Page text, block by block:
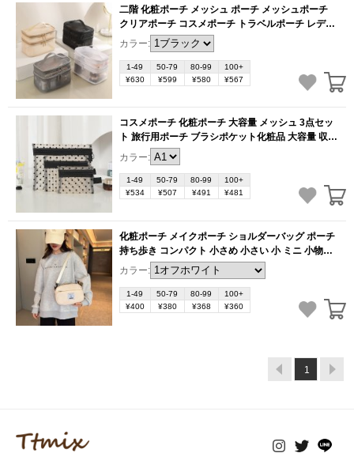
二階 化粧ポーチ メッシュ ポーチ メッシュポーチ
クリアポーチ コスメポーチ トラベルポーチ レディ
ース メイクポーチ クリア 透明感 軽量 大容量 収納
便利 可愛い 出張 旅行（1ヶ）
カラー:
1-49 50-79 80-99
100+
¥630
¥599 ¥580 ¥567
コスメポーチ 化粧ポーチ 大容量 メッシュ 3点セッ
ト 旅行用ポーチ ブラシポケット化粧品 大容量 収納
便利 可愛い 出張 旅行 （1ヶ）
カラー:
1-49 50-79 80-99
100+
¥534
¥507 ¥491 ¥481
化粧ポーチ メイクポーチ ショルダーバッグ ポーチ
持ち歩き コンパクト 小さめ 小さい 小 ミニ 小物入
れ シンプル ミニマム 機能的 収納 自立 整理 かわい
い おしゃれ 旅行 プレゼント ハンドストラップ付
（1ヶ）
(BB2149)
カラー:
1-49 50-79 80-99
100+
¥400
¥380 ¥368 ¥360
1